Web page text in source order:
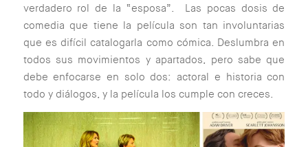
verdadero rol de la “esposa”. Las pocas dosis de
comedia que tiene la película son tan involuntarias
que es difícil catalogarla como cómica. Deslumbra en
todos sus movimientos y apartados, pero sabe que
debe enfocarse en solo dos: actoral e historia con
todo y diálogos, y la película los cumple con creces.